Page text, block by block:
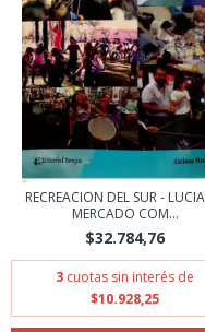
RECREACION DEL SUR -
MERCADO COM...
$32.784,76
3 cuotas sin interés de
$10.928,25